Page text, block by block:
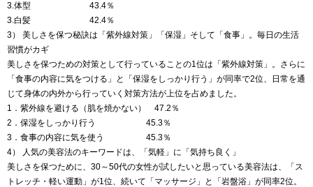
3.体型 43.4％
3.白髪 42.4％
3） 美しさを保つ秘訣は「紫外線対策」「保湿」そして「食事」。毎日の生活
習慣がカギ
美しさを保つための対策として行っていることの1位は「紫外線対策」。さらに
「食事の内容に気をつける」と「保湿をしっかり行う」が同率で2位、日常を通
じて身体の内外から行っていく対策方法が上位を占めました。
1．紫外線を避ける（肌を焼かない） 47.2％
2．保湿をしっかり行う 45.3％
3．食事の内容に気を使う 45.3％
4） 人気の美容法のキーワードは、「気軽」に「気持ち良く」
美しさを保つために、30～50代の女性が試したいと思っている美容法は、「ス
トレッチ・軽い運動」が1位、続いて「マッサージ」と「岩盤浴」が同率2位。